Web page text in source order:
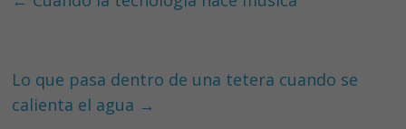
k p
Lo que pasa dentro de una tetera cuando se
calienta el agua →